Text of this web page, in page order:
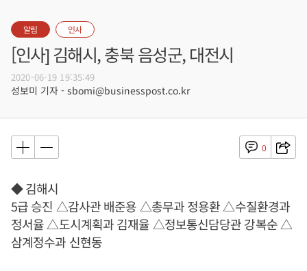
알림 인사
[인사] 김해시, 충북 음성군, 대전시
2020-06-19 19:35:49
성보미 기자 - sbomi@businesspost.co.kr
0
◆ 김해시
5급 승진 △감사관 배준용 △총무과 정용환 △수질환경과
정서율 △도시계획과 김재율 △정보통신담당관 강복순 △
삼계정수과 신현동